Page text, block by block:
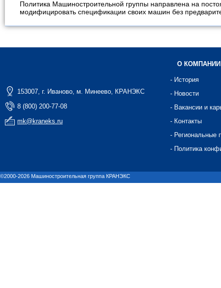
Политика Машиностроительной группы направлена на
модифицировать спецификации своих машин без
153007, г. Иваново, м. Минеево, КРАНЭКС
8 (800) 200-77-08
mk@kraneks.ru
О КОМПАНИИ
- История
- Новости
- Вакансии и
- Контакты
- Региональные
- Политика
©2000-2026 Машиностроительная группа КРАНЭКС